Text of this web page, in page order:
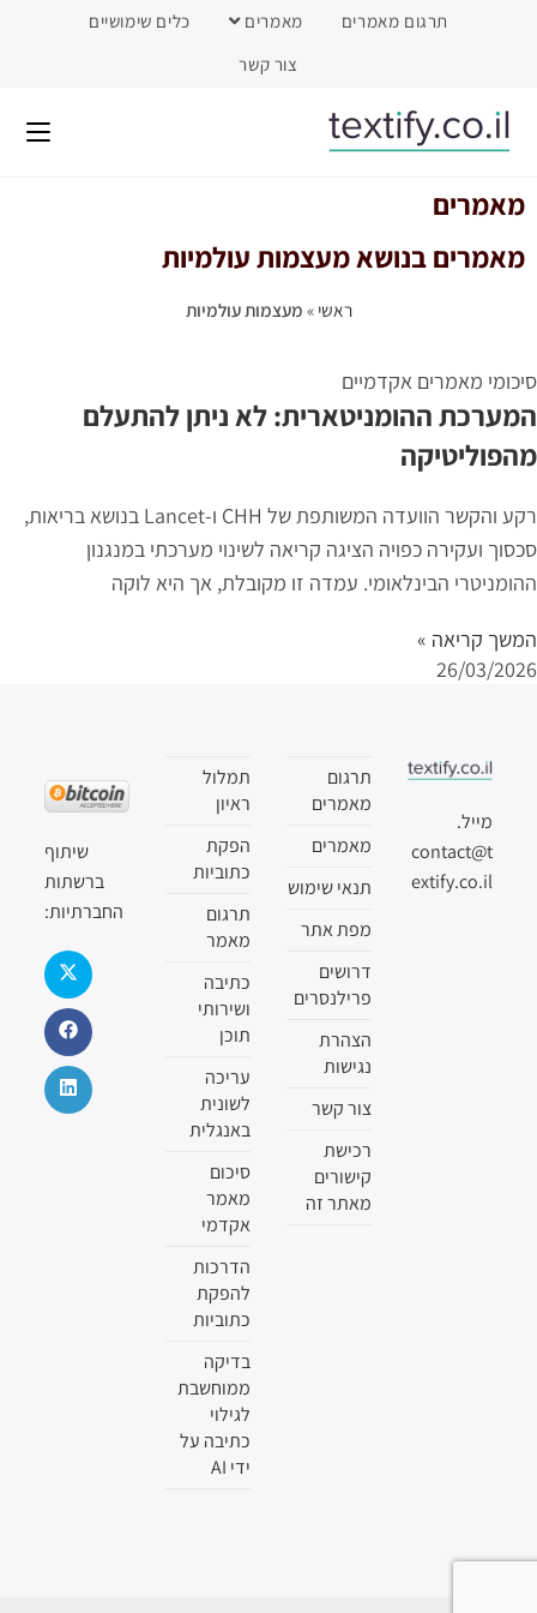
תרגום מאמרים מאמרים
כלים שימושיים
צור קשר
מאמרים
מאמרים בנושא מעצמות עולמיות
ראשי » מעצמות עולמיות
סיכומי מאמרים אקדמיים
המערכת ההומניטארית: לא ניתן להתעלם
מהפוליטיקה
רקע והקשר הוועדה המשותפת של CHH ו-Lancet בנושא בריאות,
סכסוך ועקירה כפויה הציגה קריאה לשינוי מערכתי במנגנון
ההומניטרי הבינלאומי. עמדה זו מקובלת, אך היא לוקה
המשך קריאה »
26/03/2026
מייל.
contact@t
extify.co.il
תרגום
מאמרים
מאמרים
תנאי שימוש
מפת אתר
דרושים
פרילנסרים
הצהרת
נגישות
צור קשר
רכישת
קישורים
מאתר זה
תמלול
ראיון
הפקת
כתוביות
תרגום
מאמר
כתיבה
ושירותי
תוכן
עריכה
לשונית
באנגלית
סיכום
מאמר
אקדמי
הדרכות
להפקת
כתוביות
בדיקה
ממוחשבת
לגילוי
כתיבה על
ידי AI
שיתוף
ברשתות
החברתיות: